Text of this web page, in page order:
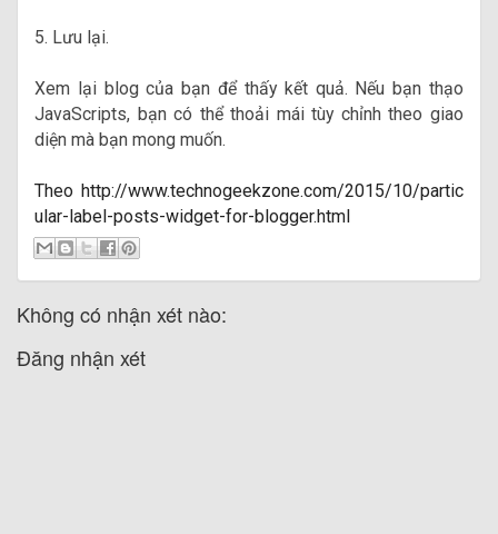
5. Lưu lại.
Xem lại blog của bạn để thấy kết quả. Nếu bạn thạo
JavaScripts, bạn có thể thoải mái tùy chỉnh theo giao
diện mà bạn mong muốn.
Theo http://www.technogeekzone.com/2015/10/partic
ular-label-posts-widget-for-blogger.html
Không có nhận xét nào:
Đăng nhận xét